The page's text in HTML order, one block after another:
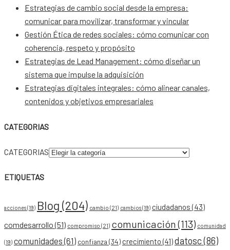
Estrategias de cambio social desde la empresa:
comunicar para movilizar, transformar y vincular
Gestión Ética de redes sociales: cómo comunicar con
coherencia, respeto y propósito
Estrategias de Lead Management: cómo diseñar un
sistema que impulse la adquisición
Estrategias digitales integrales: cómo alinear canales,
contenidos y objetivos empresariales
CATEGORIAS
CATEGORIAS
ETIQUETAS
acciones(19) Blog (204) cambio (21) cambios(19) ciudadanos (43)
comdesarrollo(51) compromiso (21) comunicación(113) comunidad
(19) comunidades(61) confianza (34) crecimiento (41)datosc(86)